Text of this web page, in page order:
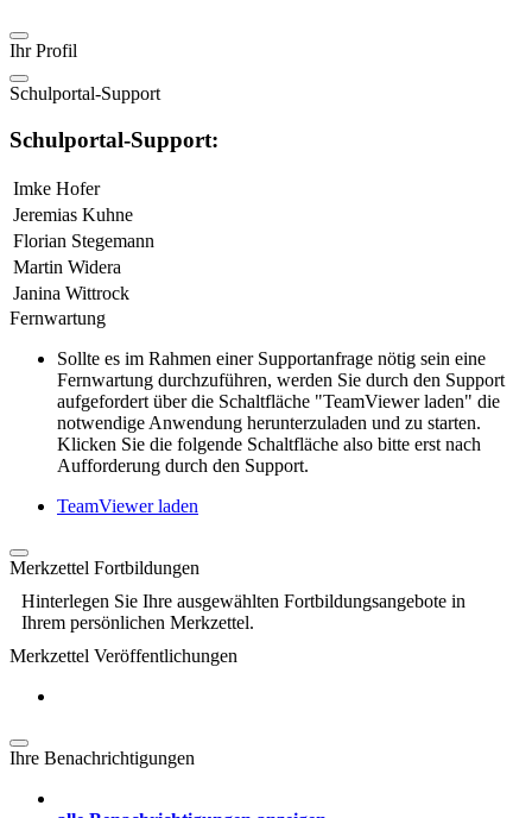
Ihr Profil
Schulportal-Support
Schulportal-Support:
Imke Hofer
Jeremias Kuhne
Florian Stegemann
Martin Widera
Janina Wittrock
Fernwartung
Sollte es im Rahmen einer Supportanfrage nötig sein eine
Fernwartung durchzuführen, werden Sie durch den Support
aufgefordert über die Schaltfläche "TeamViewer laden" die
notwendige Anwendung herunterzuladen und zu starten.
Klicken Sie die folgende Schaltfläche also bitte erst nach
Aufforderung durch den Support.
TeamViewer laden
Merkzettel Fortbildungen
Hinterlegen Sie Ihre ausgewählten Fortbildungsangebote in
Ihrem persönlichen Merkzettel.
Merkzettel Veröffentlichungen
Ihre Benachrichtigungen